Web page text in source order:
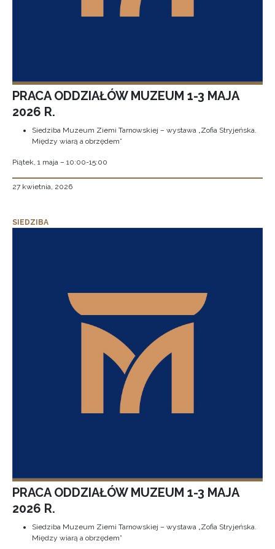
PRACA ODDZIAŁÓW MUZEUM 1-3 MAJA
2026 R.
Siedziba Muzeum Ziemi Tarnowskiej – wystawa „Zofia Stryjeńska.
Między wiarą a obrzędem”
Piątek, 1 maja – 10:00-15:00
27 kwietnia, 2026
SIEDZIBA
PRACA ODDZIAŁÓW MUZEUM 1-3 MAJA
2026 R.
Siedziba Muzeum Ziemi Tarnowskiej – wystawa „Zofia Stryjeńska.
Między wiarą a obrzędem”